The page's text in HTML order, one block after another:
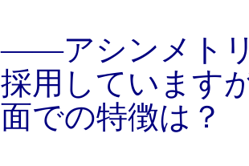
――アシンメト
採用しています
面での特徴は？